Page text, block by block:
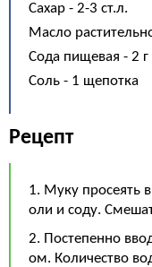
Сахар - 2-3 ст.л.
Масло
Сода пищевая - 2 г
Соль - 1 щепотка
Рецепт
1. Муку просеять
оли и соду.
2. Постепенно
ом. Количество